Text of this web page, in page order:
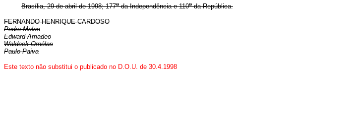
Brasília, 29 de abril de 1998; 177oda Independência e 110oda República.
FERNANDO HENRIQUE CARDOSO
Pedro Malan
Edward Amadeo
Waldeck Ornélas
Paulo Paiva
Este texto não substitui o publicado no D.O.U. de 30.4.1998